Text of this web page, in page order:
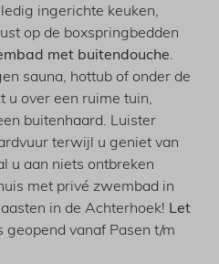
ingerichte keuken,
op de boxspringbedden
met buitendouche.
sauna, hottub of onder de
u over een ruime tuin,
buitenhaard. Luister
terwijl u geniet van
u aan niets ontbreken
met privé zwembad in
in de Achterhoek! Let
geopend vanaf Pasen t/m